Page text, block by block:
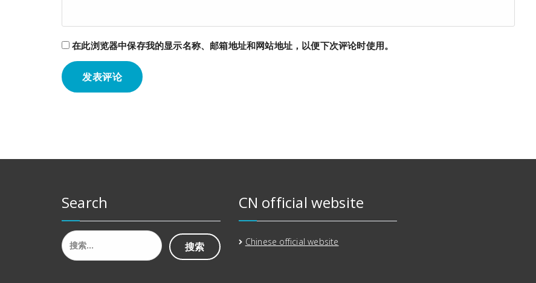
在此浏览器中保存我的显示名称、邮箱地址和网站地址，以便下次评论时使用。
Search
搜
索：
CN official website
Chinese official website